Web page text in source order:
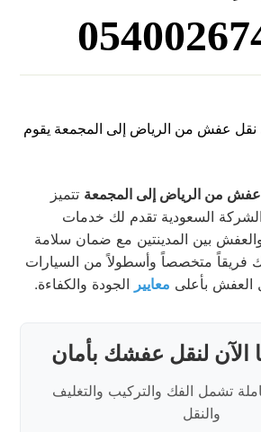
من الرياض إلى المجمعة تتميز
الشركة السعودية تقدم لك خدمات
والعفش بين المدينتين مع ضمان سلامة
فريقاً متخصصاً وأسطولاً من السيارات
العفش بأعلى معايير الجودة والكفاءة.
الآن لنقل عفشك بأمان
تشمل الفك والتركيب والتغليف
والنقل